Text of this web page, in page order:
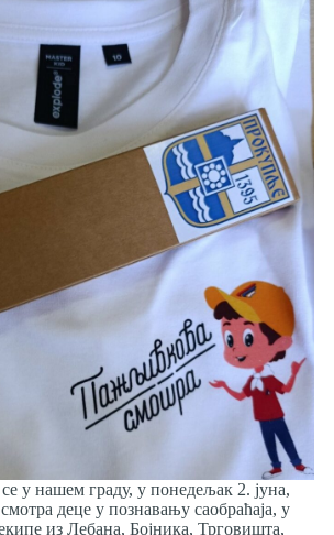
у нашем граду, у понедељак 2. јуна,
деце у познавању саобраћаја, у
екипе из Лебана, Бојника, Трговишта,